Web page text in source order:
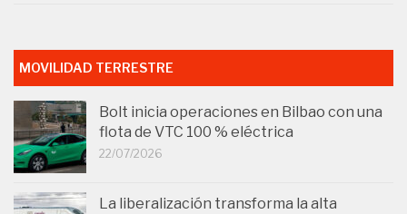
MOVILIDAD TERRESTRE
Bolt inicia operaciones en Bilbao con una
flota de VTC 100 % eléctrica
22/07/2026
La liberalización transforma la alta